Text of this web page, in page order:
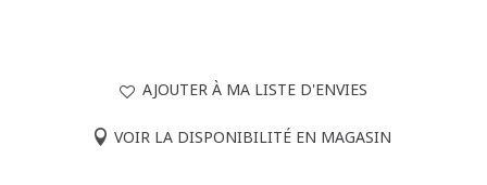
AJOUTER À MA LISTE D'ENVIES
VOIR LA DISPONIBILITÉ EN MAGASIN